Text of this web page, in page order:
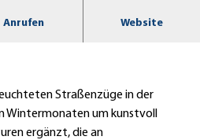
Anrufen Website
Lichterzauber in Hann.
Straßenzüge in der
Wintermonaten um kunstvoll
ergänzt, die an